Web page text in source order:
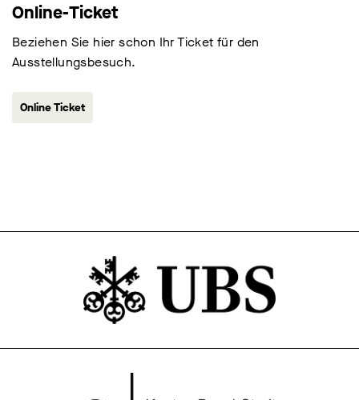
Online-Ticket
Beziehen Sie hier schon Ihr Ticket für den
Ausstellungsbesuch.
Online Ticket